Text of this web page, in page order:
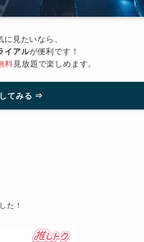
見たいなら、
イアルが便利です！
料見放題で楽しめます。
てみる ⇒
た！